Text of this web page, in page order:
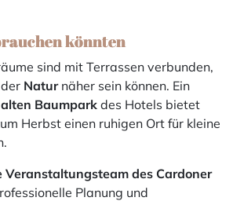
könnten
sind mit Terrassen verbunden,
Natur näher sein können. Ein
alten Baumpark des Hotels bietet
Herbst einen ruhigen Ort für kleine
Veranstaltungsteam des Cardoner
Planung und